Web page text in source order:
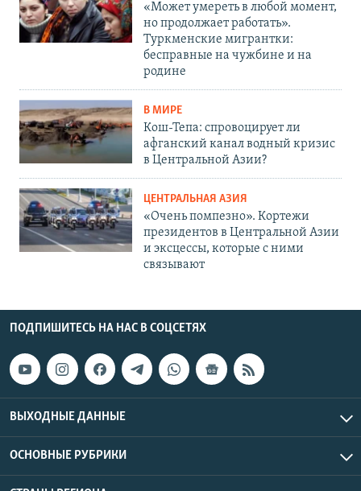
«Может умереть в любой момент,
но продолжает работать».
Туркменские мигрантки:
бесправные на чужбине и на
родине
В МИРЕ
Кош-Тепа: спровоцирует ли
афганский канал водный кризис
в Центральной Азии?
ЦЕНТРАЛЬНАЯ АЗИЯ
«Очень помпезно». Кортежи
президентов в Центральной Азии
и эксцессы, которые с ними
связывают
ПОДПИШИТЕСЬ НА НАС В СОЦСЕТЯХ
ВЫХОДНЫЕ ДАННЫЕ
ОСНОВНЫЕ РУБРИКИ